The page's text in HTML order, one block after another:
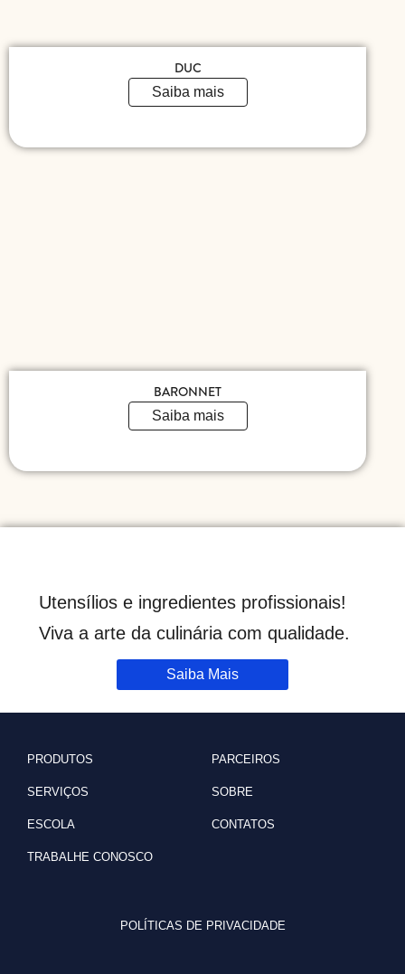
DUC
Saiba mais
BARONNET
Saiba mais
Utensílios e ingredientes profissionais!
Viva a arte da culinária com qualidade.
Saiba Mais
PRODUTOS
SERVIÇOS
ESCOLA
TRABALHE CONOSCO
PARCEIROS
SOBRE
CONTATOS
POLÍTICAS DE PRIVACIDADE